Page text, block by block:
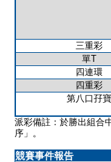
三重彩
單T
四連環
四重彩
第八口孖寶
派彩備註：於勝出組合
序」。
競賽事件報告